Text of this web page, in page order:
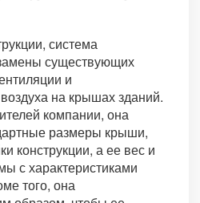
система
существующих
и
на крышах зданий.
компании, она
размеры крыши,
конструкции, а ее вес и
с характеристиками
того, она